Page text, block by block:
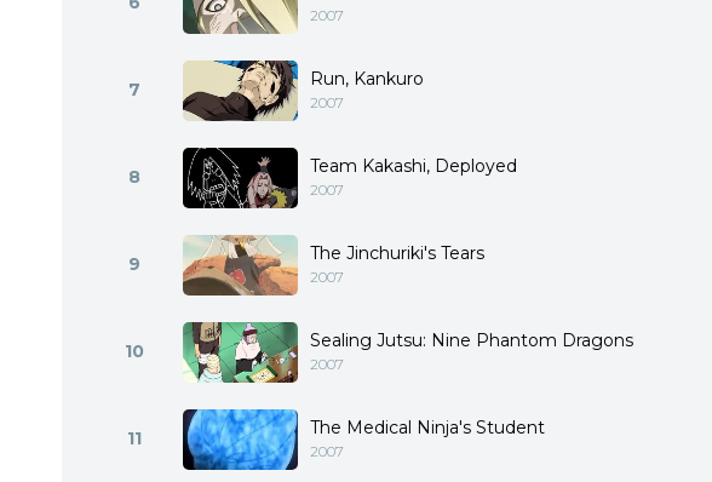
2007
7 Run, Kankuro
2007
8 Team Kakashi, Deployed
2007
9 The Jinchuriki's Tears
2007
10 Sealing Jutsu: Nine Phantom Dragons
2007
11 The Medical Ninja's Student
2007